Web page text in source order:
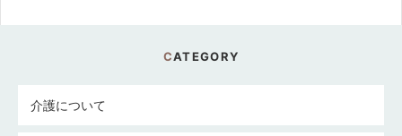
CATEGORY
介護について